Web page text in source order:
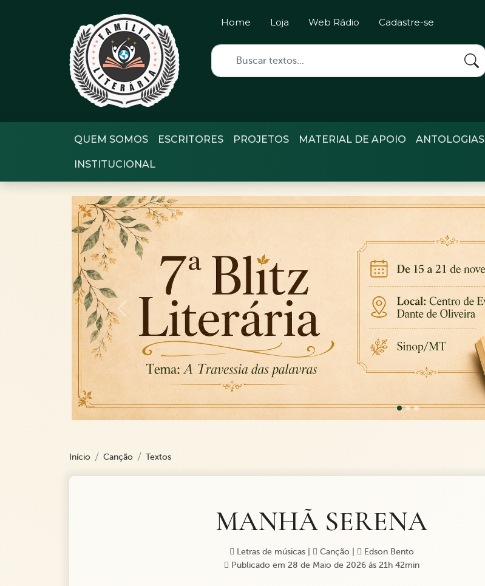
Home Loja Web Rádio Cadastre-se
QUEM SOMOS ESCRITORES PROJETOS MATERIAL DE APOIO ANTOLOGIAS
INSTITUCIONAL
Previous
Início Canção Textos
MANHÃ SERENA
Letras de músicas| Canção|
Edson Bento
Publicado em 28 de Maio de 2026 ás 21h 42min